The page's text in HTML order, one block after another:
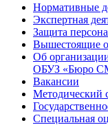
Нормативные
Экспертная
Защита
Вышестоящие
Об
ОБУЗ «Бюро
Вакансии
Методический
Специальная